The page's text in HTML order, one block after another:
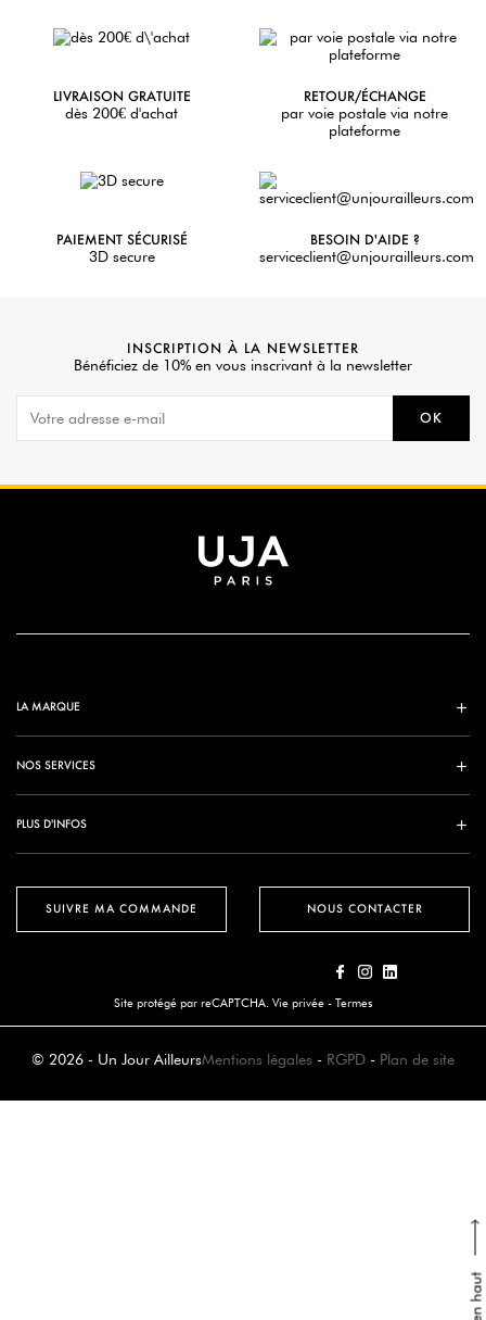
LIVRAISON GRATUITE
dès 200€ d'achat
RETOUR/ÉCHANGE
par voie postale via notre
plateforme
PAIEMENT SÉCURISÉ
3D secure
BESOIN D'AIDE ?
serviceclient@unjourailleurs.com
INSCRIPTION À LA NEWSLETTER
Bénéficiez de 10% en vous inscrivant à la newsletter
OK
SUIVRE MA COMMANDE
LA MARQUE
NOS SERVICES
PLUS D'INFOS
NOUS CONTACTER
Site protégé par reCAPTCHA. Vie privée - Termes
© 2026 - Un Jour AilleursMentions légales - RGPD - Plan de site